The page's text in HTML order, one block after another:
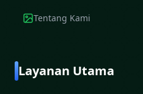
Tentang Kami
Layanan Utama